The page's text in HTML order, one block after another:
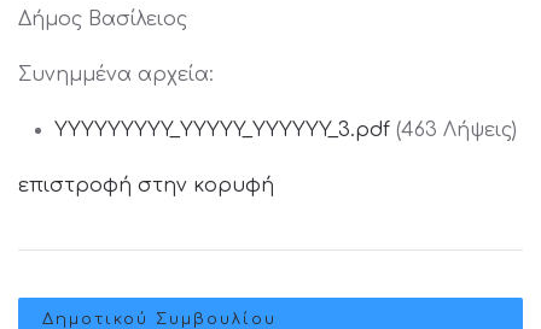
Δήμος Βασίλειος
Συνημμένα αρχεία:
YYYYYYYYY_YYYYY_YYYYYY_3.pdf (463 Λήψεις)
επιστροφή στην κορυφή
Δημοτικού Συμβουλίου